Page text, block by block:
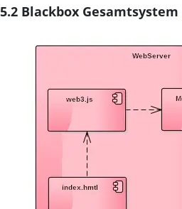
5.2 Blackbox Gesamtsystem